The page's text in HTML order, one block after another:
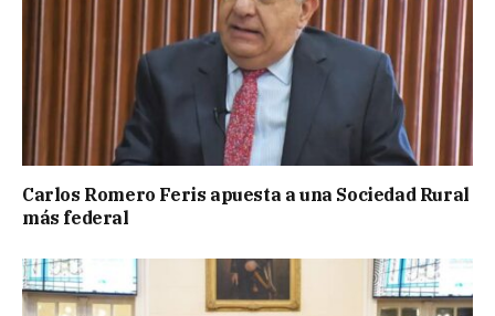
Carlos Romero Feris apuesta a una Sociedad Rural
más federal